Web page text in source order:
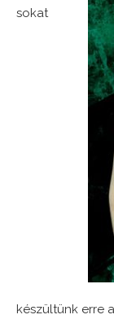
sokat
készültünk erre